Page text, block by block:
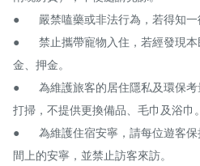
●　	嚴禁嗑藥或非法行為，若得知一律報警。
●　	禁止攜帶寵物入住，若經發現本民宿有權拒絕入住，且不退訂
金、押金。
●　	為維護旅客的居住隱私及環保考量，續住的房客，民宿不進房
打掃，不提供更換備品、毛巾及浴巾。
●　	為維護住宿安寧，請每位遊客保持輕聲細語，相互尊重住宿空
間上的安寧，並禁止訪客來訪。